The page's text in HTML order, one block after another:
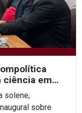
ciência em
solene,
sobre